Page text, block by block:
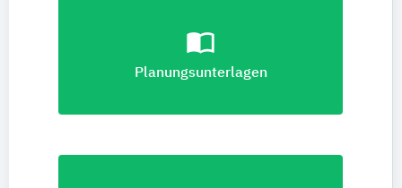
import_contacts
Planungsunterlagen